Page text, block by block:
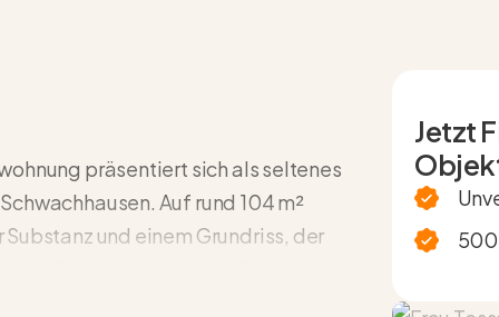
präsentiert sich als seltenes
Auf rund 104 m²
und einem Grundriss, der
Jetzt